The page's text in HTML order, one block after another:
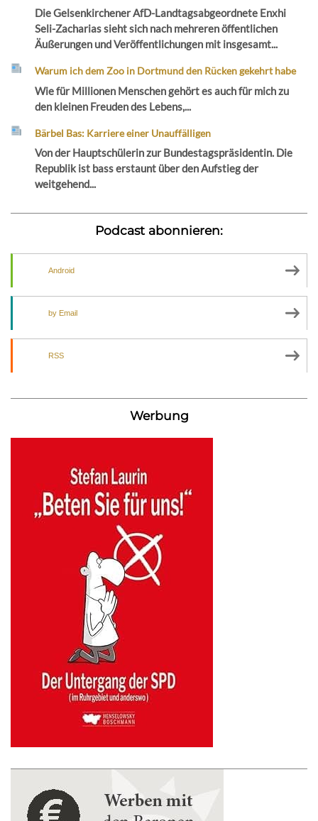
Die Gelsenkirchener AfD-Landtagsabgeordnete Enxhi
Seli-Zacharias sieht sich nach mehreren öffentlichen
Äußerungen und Veröffentlichungen mit insgesamt...
Warum ich dem Zoo in Dortmund den Rücken gekehrt habe
Wie für Millionen Menschen gehört es auch für mich zu
den kleinen Freuden des Lebens,...
Bärbel Bas: Karriere einer Unauffälligen
Von der Hauptschülerin zur Bundestagspräsidentin. Die
Republik ist bass erstaunt über den Aufstieg der
weitgehend...
Podcast abonnieren:
Android
by Email
RSS
Werbung